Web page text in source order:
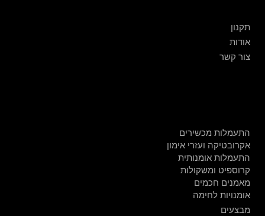
תקנון
אודות
צור קשר
התעמלות מכשירים
אקרובטיקה ועזרי אימון
התעמלות אומנותית
קרוספיט ומשקולות
מאמנים חכמים
אומנויות לחימה
מבצעים